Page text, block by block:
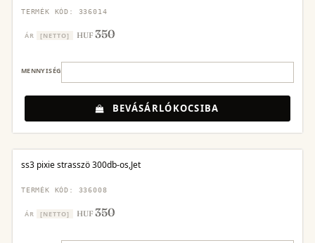
TERMÉK KÓD: 336014
ÁR [NETTO] HUF350
MENNYISÉG
BEVÁSÁRLÓKOCSIBA
ss3 pixie strasszö 300db-os,Jet
TERMÉK KÓD: 336008
ÁR [NETTO] HUF350